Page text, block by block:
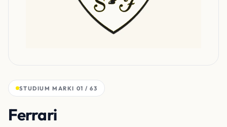
STUDIUM MARKI 01 / 63
Ferrari